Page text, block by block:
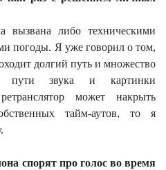
вызвана либо техническими
погоды. Я уже говорил о том,
долгий путь и множество
пути звука и картинки
может накрыть
тайм-аутов, то я
спорят про голос во время